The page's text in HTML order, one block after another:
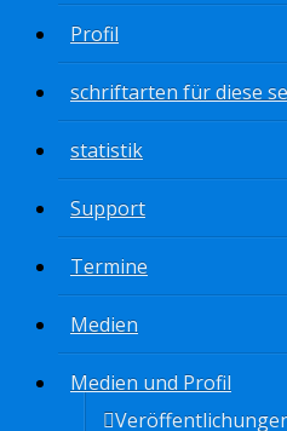
Profil
schriftarten für diese
statistik
Support
Termine
Medien
Medien und Profil